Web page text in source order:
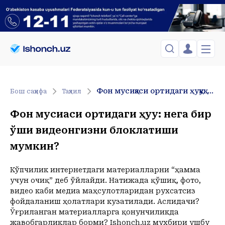
Жамият
Иқтисод
ХОРИЖ
Иқтисод
Сиёсат
ЎЗГАЧА РАКУРС
МЕҲНАТ ҲУҚУҚИ
ҲОДИСА
ИНТЕРВЬЮ
Telefon raqamingizni kiritng
Tasdiqlash kodini SMS orqali yuboramiz
Менинг саҳифам
СақланганларToshkent Shahar
Hozir
+28C
23:00
+25
Бош саҳифа Таҳлил Фон мусиқаси ортидаги ҳуқуқ: нега бир қўшиқ видеонгизни блоклатиши мумкин?
Фон мусиқаси ортидаги ҳуқуқ: нега бир
қўшиқ видеонгизни блоклатиши
мумкин?
Кўпчилик интернетдаги материалларни “ҳамма
учун очиқ” деб ўйлайди. Натижада қўшиқ, фото,
видео каби медиа маҳсулотларидан рухсатсиз
фойдаланиш ҳолатлари кузатилади. Аслидачи?
Ўғриланган материалларга қонунчиликда
жавобгарликлар борми? Ishonch.uz мухбири ушбу